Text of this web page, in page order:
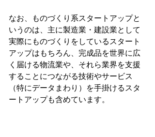
なお、ものづくり系スタートアップと
いうのは、主に製造業・建設業として
実際にものづくりをしているスタート
アップはもちろん、完成品を世界に広
く届ける物流業や、それら業界を支援
することにつながる技術やサービス
（特にデータまわり）を手掛けるスタ
ートアップも含めています。